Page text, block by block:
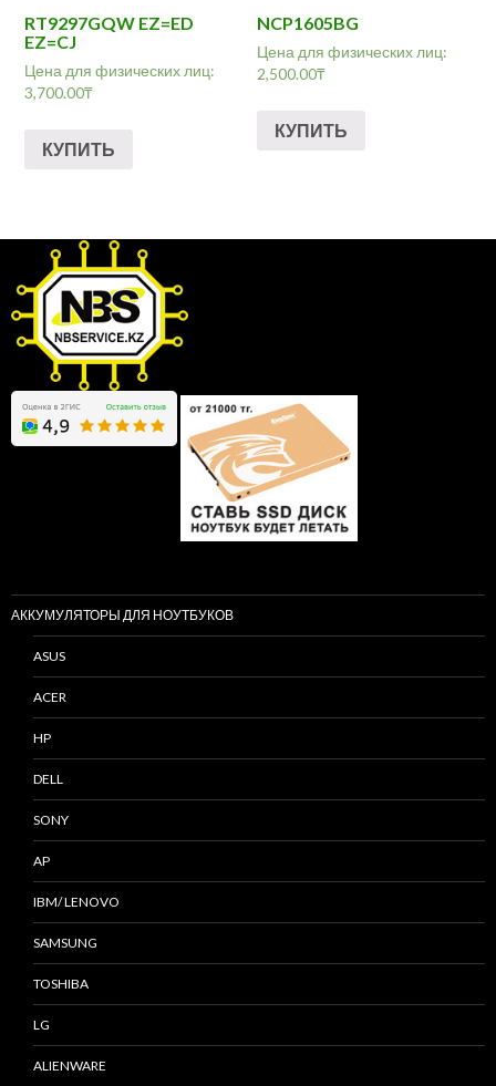
RT9297GQW EZ=ED
EZ=CJ
Цена для физических лиц:
3,700.00₸
КУПИТЬ
NCP1605BG
Цена для физических лиц:
2,500.00₸
КУПИТЬ
АККУМУЛЯТОРЫ ДЛЯ НОУТБУКОВ
ASUS
ACER
HP
DELL
SONY
AP
IBM/ LENOVO
SAMSUNG
TOSHIBA
LG
ALIENWARE